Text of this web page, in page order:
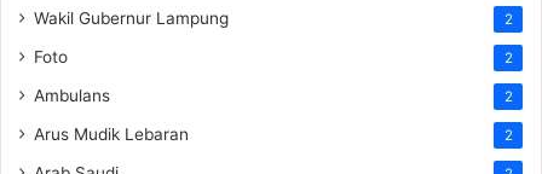
Wakil Gubernur Lampung 2
Foto 2
Ambulans 2
Arus Mudik Lebaran 2